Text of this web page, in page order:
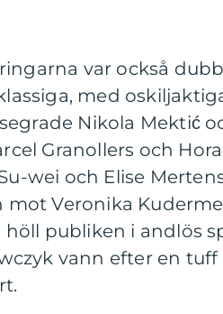
var också
med
Nikola Mektić
Granollers och
wei och Elise
Veronika
publiken i andlös
vann efter en